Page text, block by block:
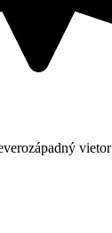
vietor